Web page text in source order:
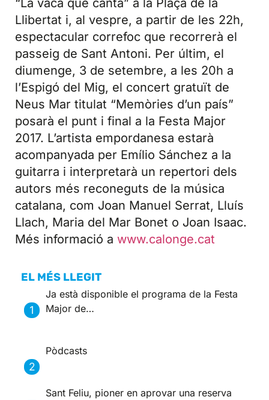
“La vaca que canta” a la Plaça de la
Llibertat i, al vespre, a partir de les 22h,
espectacular correfoc que recorrerà el
passeig de Sant Antoni. Per últim, el
diumenge, 3 de setembre, a les 20h a
l’Espigó del Mig, el concert gratuït de
Neus Mar titulat “Memòries d’un país”
posarà el punt i final a la Festa Major
2017. L’artista empordanesa estarà
acompanyada per Emílio Sánchez a la
guitarra i interpretarà un repertori dels
autors més reconeguts de la música
catalana, com Joan Manuel Serrat, Lluís
Llach, Maria del Mar Bonet o Joan Isaac.
Més informació a www.calonge.cat
EL MÉS LLEGIT
Ja està disponible el programa de la Festa
Major de…
Pòdcasts
Sant Feliu, pioner en aprovar una reserva